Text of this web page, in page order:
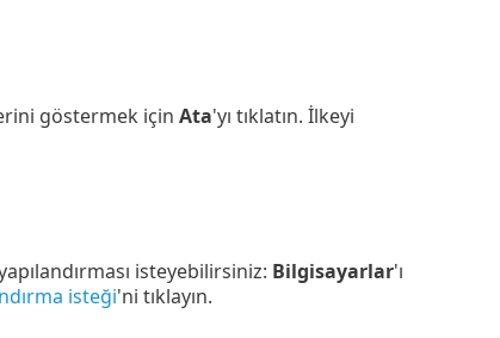
göstermek için Ata'yı tıklatın. İlkeyi
isteyebilirsiniz: Bilgisayarlar'ı
isteği'ni tıklayın.